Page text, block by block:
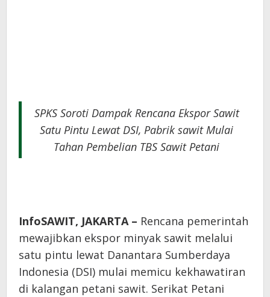
SPKS Soroti Dampak Rencana Ekspor Sawit
Satu Pintu Lewat DSI, Pabrik sawit Mulai
Tahan Pembelian TBS Sawit Petani
InfoSAWIT, JAKARTA – Rencana pemerintah
mewajibkan ekspor minyak sawit melalui
satu pintu lewat Danantara Sumberdaya
Indonesia (DSI) mulai memicu kekhawatiran
di kalangan petani sawit. Serikat Petani